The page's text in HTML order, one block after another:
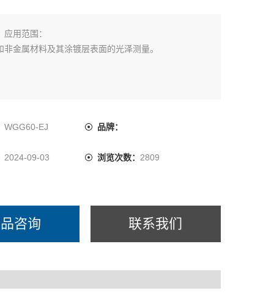
应用范围：
非金属材料及其涂镀层表面的光泽测量。
WGG60-EJ 品牌：
2024-09-03 浏览次数： 2809
咨询 联系我们